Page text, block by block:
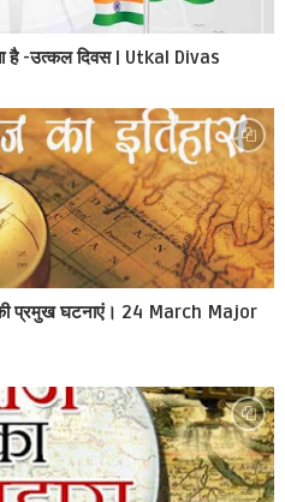
है -उत्कल दिवस | Utkal Divas
की प्रमुख घटनाएं। 24 March Major